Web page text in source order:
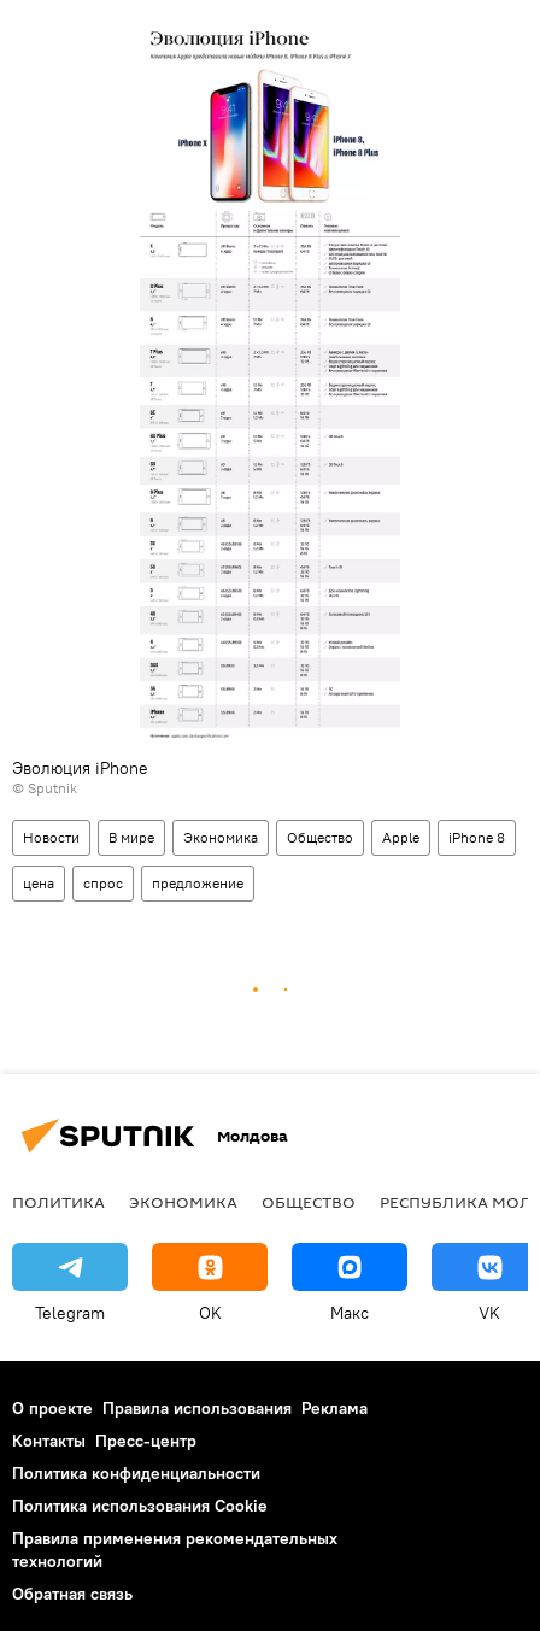
Эволюция iPhone
© Sputnik
Новости В мире Экономика Общество Apple iPhone 8
цена спрос предложение
Молдова
ПОЛИТИКА ЭКОНОМИКА ОБЩЕСТВО РЕСПУБЛИКА
Telegram OK Макс VK
О проекте Правила использования Реклама
Контакты Пресс-центр
Политика конфиденциальности
Политика использования Cookie
Правила применения рекомендательных
технологий
Обратная связь